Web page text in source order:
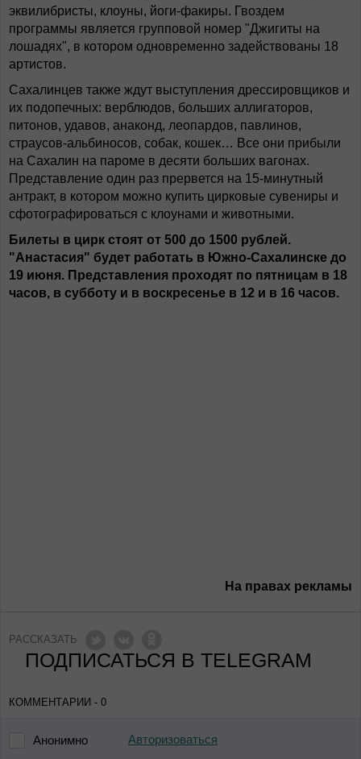
эквилибристы, клоуны, йоги-факиры. Гвоздем
программы является групповой номер "Джигиты на
лошадях", в котором одновременно задействованы 18
артистов.
Сахалинцев также ждут выступления дрессировщиков и
их подопечных: верблюдов, больших аллигаторов,
питонов, удавов, анаконд, леопардов, павлинов,
страусов-альбиносов, собак, кошек… Все они прибыли
на Сахалин на пароме в десяти больших вагонах.
Представление один раз прервется на 15-минутный
антракт, в котором можно купить цирковые сувениры и
сфотографироваться с клоунами и животными.
Билеты в цирк стоят от 500 до 1500 рублей.
"Анастасия" будет работать в Южно-Сахалинске до
19 июня. Представления проходят по пятницам в 18
часов, в субботу и в воскресенье в 12 и в 16 часов.
На правах рекламы
РАССКАЗАТЬ
ПОДПИСАТЬСЯ В TELEGRAM
КОММЕНТАРИИ - 0
Анонимно Авторизоваться